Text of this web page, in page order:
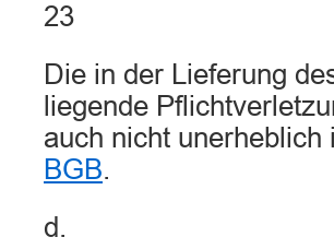
23
Die in der Lieferung
liegende
auch nicht
BGB.
d.